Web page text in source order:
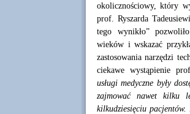
okolicznościowy, który
prof. Ryszarda
tego wynikło”
wieków i wskazać
zastosowania narzędzi
ciekawe wystąpienie
usługi medyczne były
zajmować nawet kilku
kilkudziesięciu